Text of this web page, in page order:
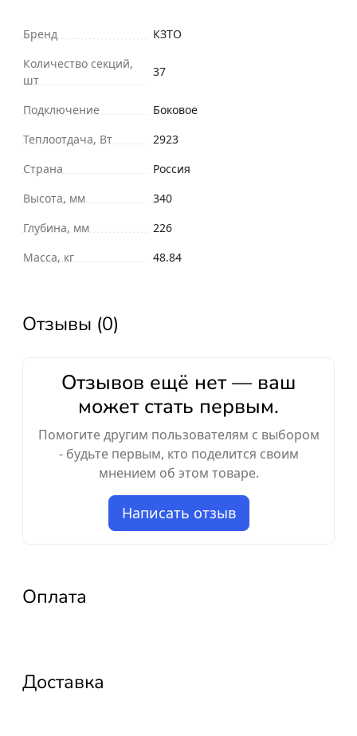
Бренд
КЗТО
Количество секций,
шт
37
Подключение
Боковое
Теплоотдача, Вт
2923
Страна
Россия
Высота, мм
340
Глубина, мм
226
Масса, кг
48.84
Отзывы (0)
Отзывов ещё нет — ваш
может стать первым.
Помогите другим пользователям с выбором
- будьте первым, кто поделится своим
мнением об этом товаре.
Написать отзыв
Оплата
Доставка